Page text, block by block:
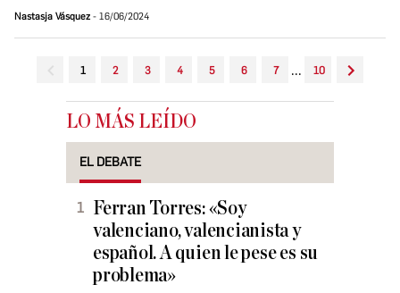
Nastasja Vásquez 16/06/2024
1 2 3 4 5 6 7 ... 10
LO MÁS LEÍDO
EL DEBATE
Ferran Torres: «Soy
valenciano, valencianista y
español. A quien le pese es su
problema»